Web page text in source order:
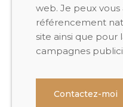
web. Je peux
référencement
site ainsi que pour
campagnes
Contactez-moi